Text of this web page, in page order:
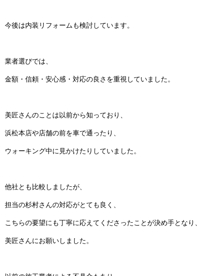
今後は内装リフォームも検討しています。
業者選びでは、
金額・信頼・安心感・対応の良さを重視していました。
美匠さんのことは以前から知っており、
浜松本店や店舗の前を車で通ったり、
ウォーキング中に見かけたりしていました。
他社とも比較しましたが、
担当の杉村さんの対応がとても良く、
こちらの要望にも丁寧に応えてくださったことが決め手となり、
美匠さんにお願いしました。